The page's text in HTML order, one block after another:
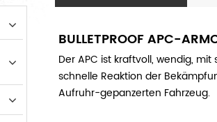
BULLETPROOF APC-
Der APC ist kraftvoll, wendig,
schnelle Reaktion der
Aufruhr-gepanzerten Fahrzeug.